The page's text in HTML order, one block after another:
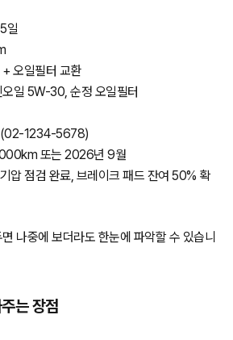
일
오일필터 교환
오일 5W-30, 순정 오일필터
1234-5678)
또는 2026년 9월
압 점검 완료, 브레이크 패드 잔여 50% 확
나중에 보더라도 한눈에 파악할 수 있습니
는 장점